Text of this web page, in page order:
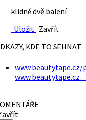
klidně dvě balení
Uložit Zavřít
KDE TO SEHNAT